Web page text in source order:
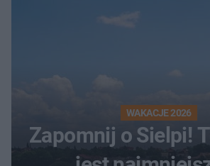
WAKACJE 2026
Zapomnij o Sielpi!